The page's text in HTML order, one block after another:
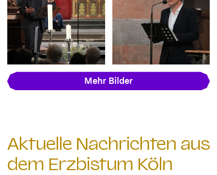
Mehr Bilder
Aktuelle Nachrichten aus
dem Erzbistum Köln